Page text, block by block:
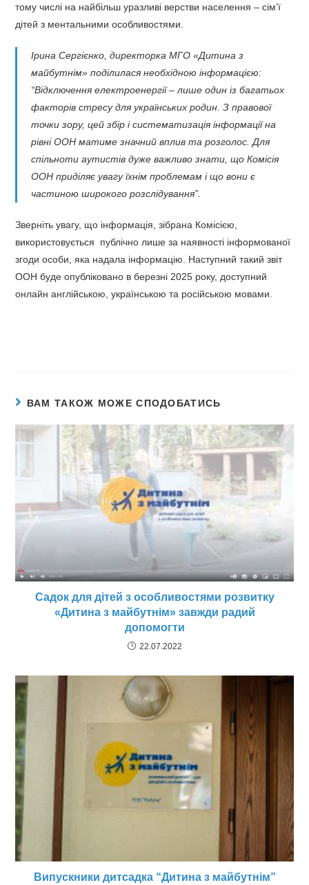
тому числі на найбільш уразливі верстви населення – сім’ї
дітей з ментальними особливостями.
Ірина Сергієнко, директорка МГО «Дитина з
майбутнім» поділилася необхідною інформацією:
“Відключення електроенергії – лише один із багатьох
факторів стресу для українських родин. З правової
точки зору, цей збір і систематизація інформації на
рівні ООН матиме значний вплив та розголос. Для
спільноти аутистів дуже важливо знати, що Комісія
ООН приділяє увагу їхнім проблемам і що вони є
частиною широкого розслідування”.
Зверніть увагу, що інформація, зібрана Комісією,
використовується публічно лише за наявності інформованої
згоди особи, яка надала інформацію. Наступний такий звіт
ООН буде опубліковано в березні 2025 року, доступний
онлайн англійською, українською та російською мовами.
ВАМ ТАКОЖ МОЖЕ СПОДОБАТИСЬ
Садок для дітей з особливостями розвитку
«Дитина з майбутнім» завжди радий
допомогти
22.07.2022
Випускники дитсадка “Дитина з майбутнім”